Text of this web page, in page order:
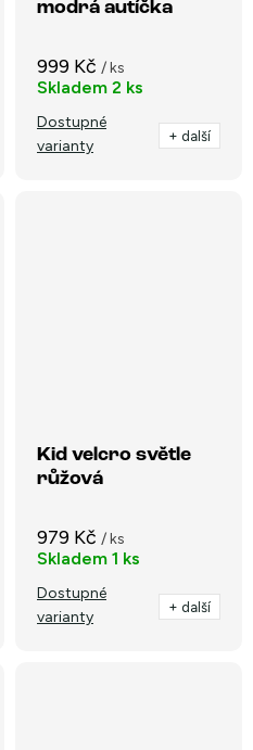
modrá autíčka
999 Kč / ks
Skladem 2 ks
Dostupné
varianty
+ další
Kid velcro světle
růžová
979 Kč / ks
Skladem 1 ks
Dostupné
varianty
+ další